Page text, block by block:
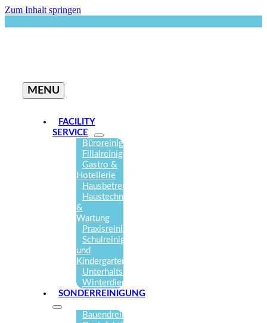
Zum Inhalt springen
MENU
FACILITY
SERVICE
Büroreinigung
Filialreinigung
Gastro &
Hotellerie
Hausbetreuung
Haustechnik
&
Wartung
Praxisreinigung
Schulreinigung
und
Kindergartenreinigung
Unterhaltsreinigung
Winterdienst
SONDERREINIGUNG
Bauendreinigung